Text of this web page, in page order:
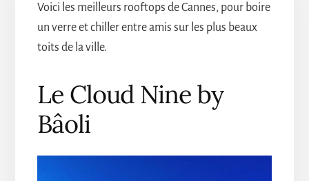
Voici les meilleurs rooftops de Cannes, pour boire
un verre et chiller entre amis sur les plus beaux
toits de la ville.
Le Cloud Nine by
Bâoli